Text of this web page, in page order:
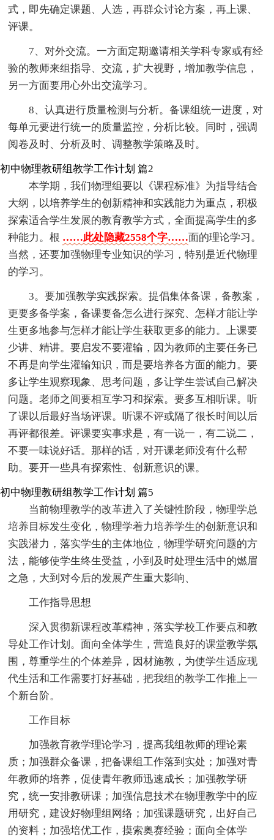
式，即先确定课题、人选，再群众讨论方案，再上课、
评课。
7、对外交流。一方面定期邀请相关学科专家或有经
验的教师来组指导、交流，扩大视野，增加教学信息，
另一方面要用心外出交流学习。
8、认真进行质量检测与分析。备课组统一进度，对
每单元要进行统一的质量监控，分析比较。同时，强调
阅卷及时、分析及时、调整教学策略及时。
初中物理教研组教学工作计划 篇2
本学期，我们物理组要以《课程标准》为指导结合
大纲，以培养学生的创新精神和实践能力为重点，积极
探索适合学生发展的教育教学方式，全面提高学生的多
种能力。根 ……此处隐藏2558个字……面的理论学习。
当然，还要加强物理专业知识的学习，特别是近代物理
的学习。
3。要加强教学实践探索。提倡集体备课，备教案，
更要多备学案，备课要备怎么进行探究、怎样才能让学
生更多地参与怎样才能让学生获取更多的能力。上课要
少讲、精讲。要启发不要灌输，因为教师的主要任务已
不再是向学生灌输知识，而是要培养各方面的能力。要
多让学生观察现象、思考问题，多让学生尝试自己解决
问题。老师之间要相互学习和探索。要多互相听课。听
了课以后最好当场评课。听课不评或隔了很长时间以后
再评都很差。评课要实事求是，有一说一，有二说二，
不要一味说好话。那样的话，对开课老师没有什么帮
助。要开一些具有探索性、创新意识的课。
初中物理教研组教学工作计划 篇5
当前物理教学的改革进入了关键性阶段，物理学总
培养目标发生变化，物理学着力培养学生的创新意识和
实践潜力，落实学生的主体地位，物理学研究问题的方
法，能够使学生终生受益，小到及时处理生活中的燃眉
之急，大到对今后的发展产生重大影响、
工作指导思想
深入贯彻新课程改革精神，落实学校工作要点和教
导处工作计划。面向全体学生，营造良好的课堂教学氛
围，尊重学生的个体差异，因材施教，为使学生适应现
代生活和工作需要打好基础，把我组的教学工作推上一
个新台阶。
工作目标
加强教育教学理论学习，提高我组教师的理论素
质；加强群众备课，把备课组工作落到实处；加强对青
年教师的培养，促使青年教师迅速成长；加强教学研
究，统一安排教研课；加强信息技术在物理教学中的应
用研究，建设好物理组网络；加强课题研究，出好自己
的资料；加强培优工作，摸索奥赛经验；面向全体学